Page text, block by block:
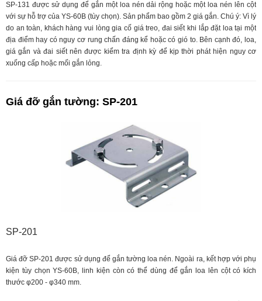
SP-131 được sử dụng để gắn một loa nén dải rộng hoặc một loa nén lên cột
với sự hỗ trợ của YS-60B (tùy chọn). Sản phẩm bao gồm 2 giá gắn. Chú ý: Vì lý
do an toàn, khách hàng vui lòng gia cố giá treo, đai siết khi lắp đặt loa tại một
địa điểm hay có nguy cơ rung chấn đáng kể hoặc có gió to. Bên cạnh đó, loa,
giá gắn và đai siết nên được kiểm tra định kỳ để kịp thời phát hiện nguy cơ
xuống cấp hoặc mối gắn lỏng.
Giá đỡ gắn tường: SP-201
SP-201
Giá đỡ SP-201 được sử dụng để gắn tường loa nén. Ngoài ra, kết hợp với phụ
kiện tùy chọn YS-60B, linh kiện còn có thể dùng để gắn loa lên cột có kích
thước φ200 - φ340 mm.